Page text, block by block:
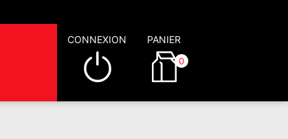
CONNEXION PANIER
0